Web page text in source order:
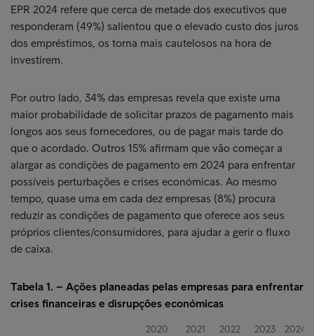
EPR 2024 refere que cerca de metade dos executivos que
responderam (49%) salientou que o elevado custo dos juros
dos empréstimos, os torna mais cautelosos na hora de
investirem.
Por outro lado, 34% das empresas revela que existe uma
maior probabilidade de solicitar prazos de pagamento mais
longos aos seus fornecedores, ou de pagar mais tarde do
que o acordado. Outros 15% afirmam que vão começar a
alargar as condições de pagamento em 2024 para enfrentar
possíveis perturbações e crises económicas. Ao mesmo
tempo, quase uma em cada dez empresas (8%) procura
reduzir as condições de pagamento que oferece aos seus
próprios clientes/consumidores, para ajudar a gerir o fluxo
de caixa.
Tabela 1. – Ações planeadas pelas empresas para enfrentar
crises financeiras e disrupções económicas
2020 2021 2022 2023 2024